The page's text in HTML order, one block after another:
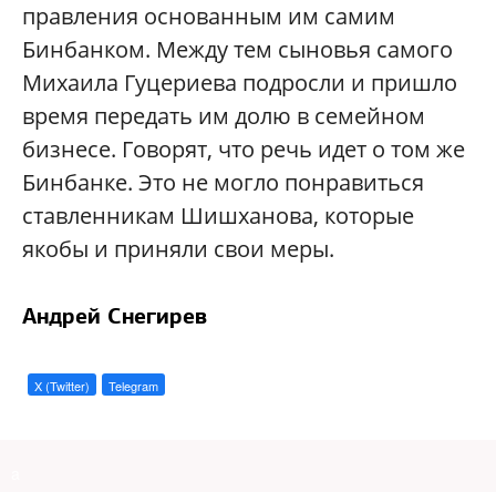
правления основанным им самим
Бинбанком. Между тем сыновья самого
Михаила Гуцериева подросли и пришло
время передать им долю в семейном
бизнесе. Говорят, что речь идет о том же
Бинбанке. Это не могло понравиться
ставленникам Шишханова, которые
якобы и приняли свои меры.
Андрей Снегирев
X (Twitter) Telegram